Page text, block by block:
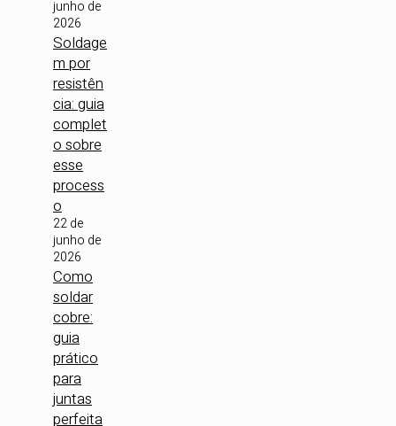
junho de
2026
Soldage
m por
resistên
cia: guia
complet
o sobre
esse
process
o
22 de
junho de
2026
Como
soldar
cobre:
guia
prático
para
juntas
perfeita